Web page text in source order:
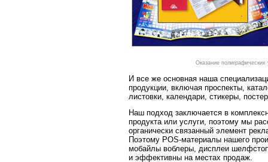
Оказание полиграфических
И все же основная наша
продукции, включая проспекты,
листовки, календари, стикеры,
Наш подход заключается в
продукта или услуги, поэтому мы
органически связанный элемент
Поэтому POS-материалы нашего
мобайлы воблеры, дисплеи
и эффективны на местах продаж.